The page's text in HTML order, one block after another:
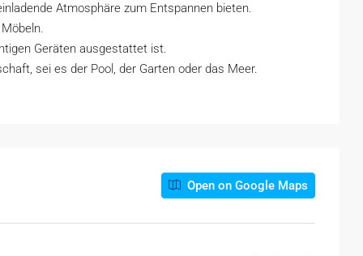
Atmosphäre zum Entspannen bieten.
Geräten ausgestattet ist.
sei es der Pool, der Garten oder das Meer.
Open on Google Maps